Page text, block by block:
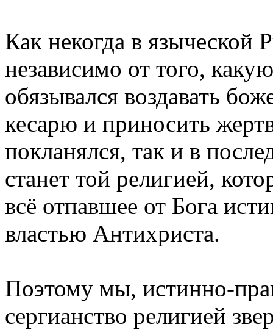
Как некогда в
независимо от того,
обязывался воздавать
кесарю и приносить
покланялся, так и в
станет той религией,
всё отпавшее от Бога
властью Антихриста.
Поэтому мы, истинно-
сергианство религией